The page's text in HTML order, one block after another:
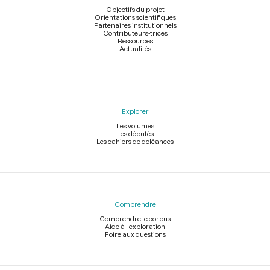
Objectifs du projet
Orientations scientifiques
Partenaires institutionnels
Contributeurs-trices
Ressources
Actualités
Explorer
Les volumes
Les députés
Les cahiers de doléances
Comprendre
Comprendre le corpus
Aide à l'exploration
Foire aux questions